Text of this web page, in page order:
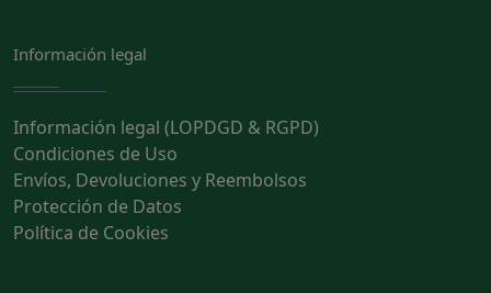
Información legal
Información legal (LOPDGD & RGPD)
Condiciones de Uso
Envíos, Devoluciones y Reembolsos
Protección de Datos
Política de Cookies